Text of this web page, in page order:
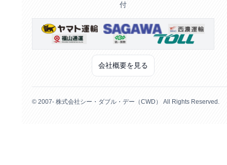
付
会社概要を見る
© 2007- 株式会社シー・ダブル・デー（CWD） All Rights Reserved.